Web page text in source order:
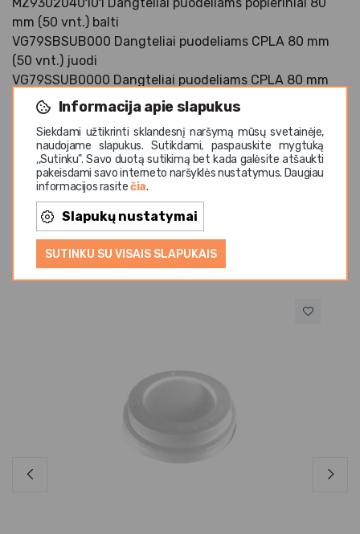
Informacija apie slapukus
Siekdami užtikrinti sklandesnį naršymą mūsų svetainėje,
naudojame slapukus. Sutikdami, paspauskite mygtuką
,,Sutinku". Savo duotą sutikimą bet kada galėsite atšaukti
pakeisdami savo interneto naršyklės nustatymus. Daugiau
informacijos rasitečia.
Slapukų nustatymai
SUTINKU SU VISAIS SLAPUKAIS
mm (50 vnt.) balti
VG79SBSUB000 Dangteliai puodeliams CPLA 80 mm
(50 vnt.) juodi
VG79SSUB0000 Dangteliai puodeliams CPLA 80 mm
(50 vnt.) balti
VGBCL8000000 Dangteliai puodeliams iš cukranendrių
80 mm (50 vnt.) balti (2107)
Panašios prekės